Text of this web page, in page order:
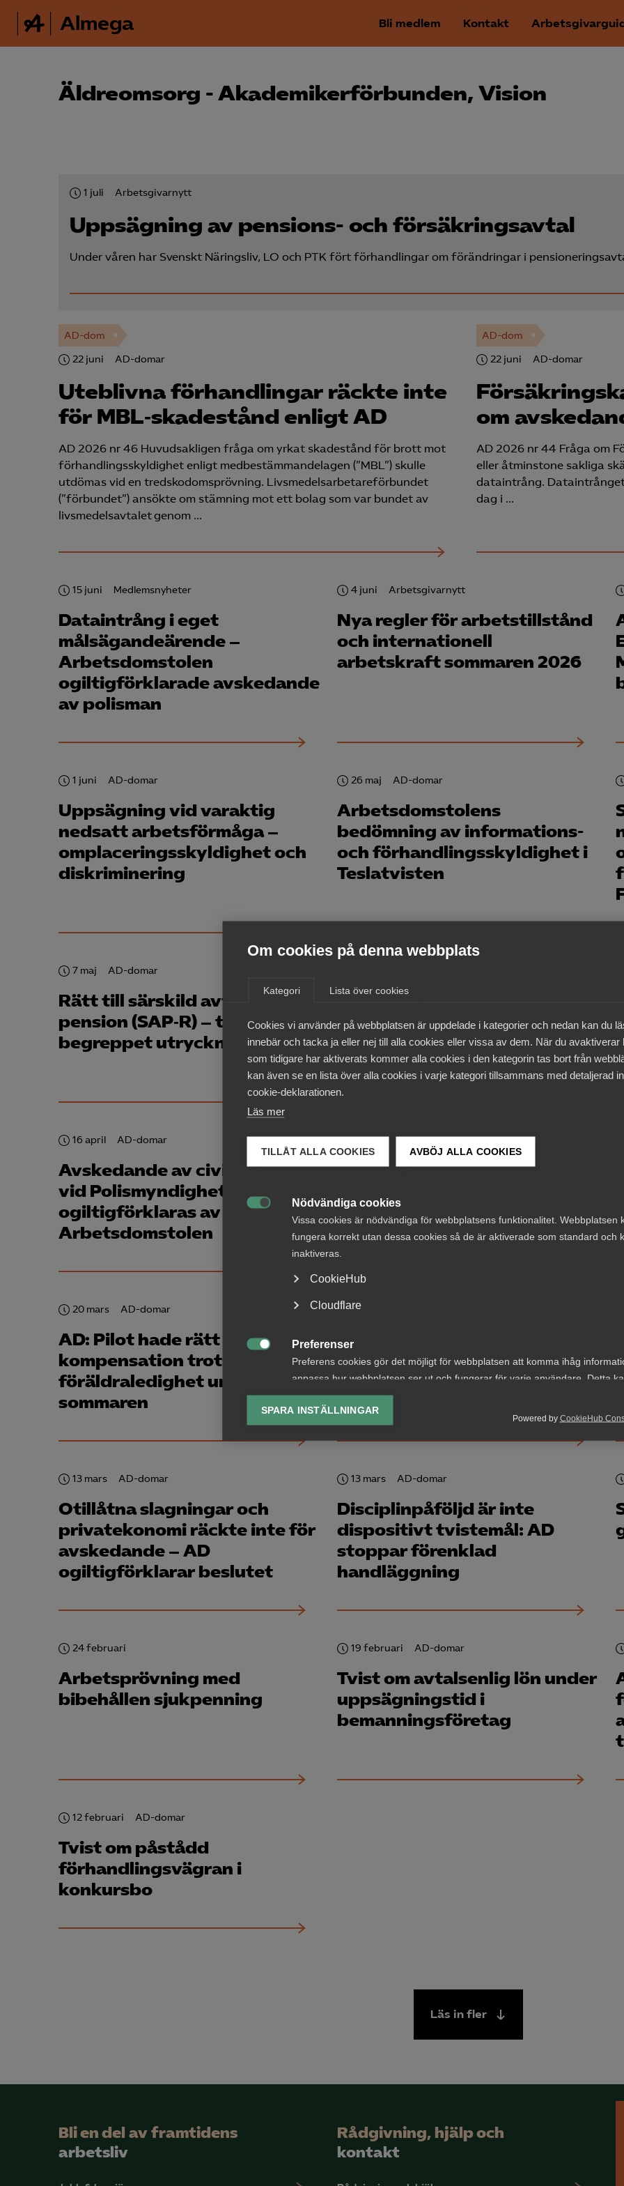
Om cookies på denna webbplats
Kategori Lista över cookies
Cookies vi använder på webbplatsen är uppdelade i kategorier och nedan kan du
innebär och tacka ja eller nej till alla cookies eller vissa av dem. När du avaktiverar
som tidigare har aktiverats kommer alla cookies i den kategorin tas bort från
kan även se en lista över alla cookies i varje kategori tillsammans med detaljerad
cookie-deklarationen.
Läs mer
TILLÅT ALLA COOKIES AVBÖJ ALLA COOKIES
Nödvändiga cookies
Vissa cookies är nödvändiga för webbplatsens funktionalitet. Webbplatsen
fungera korrekt utan dessa cookies så de är aktiverade som standard och
inaktiveras.
CookieHub
Cloudflare
Preferenser
Preferens cookies gör det möjligt för webbplatsen att komma ihåg
anpassa hur webbplatsen ser ut och fungerar för varje användare. Detta
lagring av vald valuta, region, språk eller färgschema.

Analys-cookies
Analyseringscookies hjälper oss förbättra webbplatsen genom att samla
Google Analytics
Microsoft Clarity

Marknadsförings-cookies
Marknadsförings-cookies används för att spåra gester på olika webbplatser
Google Ads
LinkedIn Insight
Leadfeeder
Powered by CookieHub
SPARA INSTÄLLNINGAR
Almega Bli medlem Kontakt
Äldreomsorg - Akademikerförbunden, Vision
1 juli Arbetsgivarnytt
Uppsägning av pensions- och försäkringsavtal
Under våren har Svenskt Näringsliv, LO och PTK fört förhandlingar om förändringar i
AD-dom
22 juni AD-domar
Uteblivna förhandlingar räckte inte
för MBL‑skadestånd enligt AD
AD 2026 nr 46 Huvudsakligen fråga om yrkat skadestånd för brott mot
förhandlingsskyldighet enligt medbestämmandelagen (”MBL”) skulle
utdömas vid en tredskodomsprövning. Livsmedelsarbetareförbundet
(”förbundet”) ansökte om stämning mot ett bolag som var bundet av
livsmedelsavtalet genom …
AD-dom
22 juni AD-domar
om
AD 2026 nr 44 Fråga om
eller åtminstone sakliga
dataintrång.
dag i …
15 juni Medlemsnyheter
Dataintrång i eget
målsägandeärende –
Arbetsdomstolen
ogiltigförklarade avskedande
av polisman
4 juni Arbetsgivarnytt
Nya regler för arbetstillstånd
och internationell
arbetskraft sommaren 2026
1 juni AD-domar
Uppsägning vid varaktig
nedsatt arbetsförmåga –
omplaceringsskyldighet och
diskriminering
26 maj AD-domar
Arbetsdomstolens
bedömning av informations-
och förhandlingsskyldighet i
Teslatvisten
7 maj AD-domar
Rätt till särskild avtals­
pension (SAP‑R) – tolkning av
begreppet utryckningsstyrka
Tvist om anställningens
upphörande, föreningsrätt
och skadestånd enligt LAS
och MBL
16 april AD-domar
Avskedande av civilanställd
vid Polis­myndigheten
ogiltigförklaras av
Arbetsdomstolen
27 mars AD-domar
Behandling av
strid med GDPR, tvist i
Arbetsdomstolen
20 mars AD-domar
AD: Pilot hade rätt till
kompensation trots
föräldraledighet under
sommaren
20 mars
AD: Värvningsförbud
omfattas inte av 2015 års
avtal om konkurrensklausuler
13 mars AD-domar
Otillåtna slagningar och
privatekonomi räckte inte för
avskedande – AD
ogiltigförklarar beslutet
13 mars AD-domar
Disciplinpåföljd är inte
dispositivt tvistemål: AD
stoppar förenklad
handläggning
24 februari
Arbetsprövning med
bibehållen sjukpenning
19 februari AD-domar
Tvist om avtalsenlig lön under
uppsägningstid i
bemannings­företag
12 februari AD-domar
Tvist om påstådd
förhandlingsvägran i
konkursbo
Läs in fler
Bli en del av framtidens
arbetsliv
Rådgivning, hjälp och
kontakt